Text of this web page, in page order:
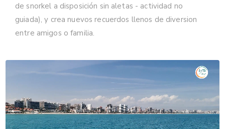
de snorkel a disposición sin aletas - actividad no
guiada), y crea nuevos recuerdos llenos de diversion
entre amigos o familia.